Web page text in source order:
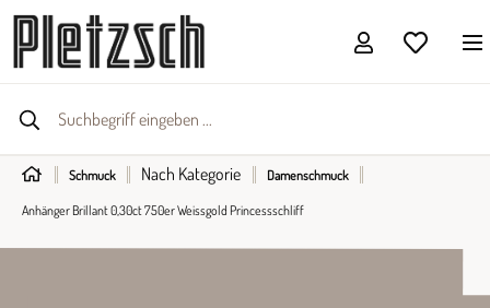
Schmuck Nach Kategorie Damenschmuck
Anhänger Brillant 0,30ct 750er Weissgold Princessschliff